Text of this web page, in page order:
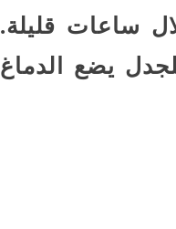
ساعات قليلة.
يضع الدماغ